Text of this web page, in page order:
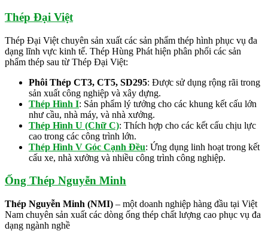
Thép Đại Việt
Thép Đại Việt chuyên sản xuất các sản phẩm thép hình phục vụ đa
dạng lĩnh vực kinh tế. Thép Hùng Phát hiện phân phối các sản
phẩm thép sau từ Thép Đại Việt:
Phôi Thép CT3, CT5, SD295: Được sử dụng rộng rãi trong
sản xuất công nghiệp và xây dựng.
Thép Hình I: Sản phẩm lý tưởng cho các khung kết cấu lớn
như cầu, nhà máy, và nhà xưởng.
Thép Hình U (Chữ C): Thích hợp cho các kết cấu chịu lực
cao trong các công trình lớn.
Thép Hình V Góc Cạnh Đều: Ứng dụng linh hoạt trong kết
cấu xe, nhà xưởng và nhiều công trình công nghiệp.
Ống Thép Nguyễn Minh
Thép Nguyễn Minh (NMI) – một doanh nghiệp hàng đầu tại Việt
Nam chuyên sản xuất các dòng ống thép chất lượng cao phục vụ đa
dạng ngành nghề